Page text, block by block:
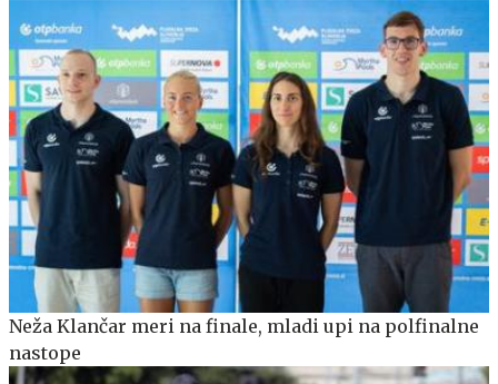
Neža Klančar meri na finale, mladi upi na polfinalne
nastope